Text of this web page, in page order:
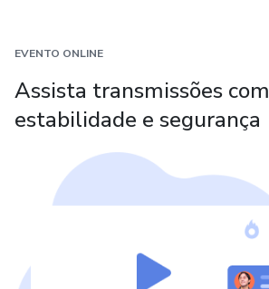
EVENTO ONLINE
Assista transmissões com
estabilidade e segurança